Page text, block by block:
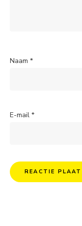
Naam *
E-mail *